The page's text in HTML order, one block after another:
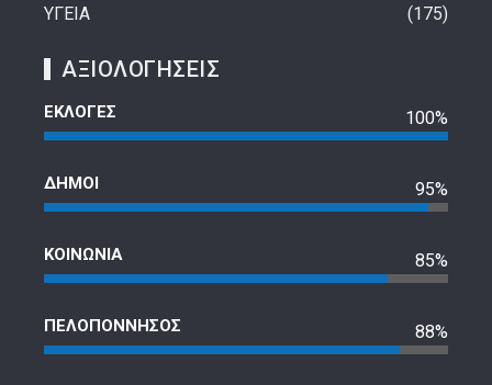
ΥΓΕΙΑ
175
ΑΞΙΟΛΟΓΗΣΕΙΣ
ΕΚΛΟΓΕΣ 100%
ΔΗΜΟΙ 95%
ΚΟΙΝΩΝΙΑ 85%
ΠΕΛΟΠΟΝΝΗΣΟΣ 88%